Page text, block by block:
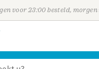
voor 23:00 besteld,